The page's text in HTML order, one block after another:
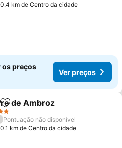
km de Centro da cidade
os preços
Ver preços
Adicionar aos favoritos
de Ambroz
Pontuação não disponível
km de Centro da cidade